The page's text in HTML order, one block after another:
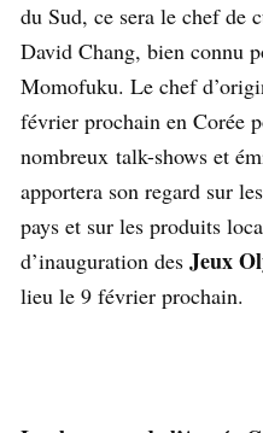
du Sud, ce sera le chef de
David Chang, bien connu
Momofuku. Le chef
février prochain en Corée
nombreux talk-shows et
apportera son regard sur
pays et sur les produits
d’inauguration des Jeux
lieu le 9 février prochain.